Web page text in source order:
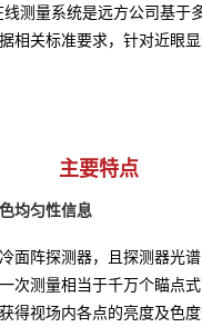
测量系统是远方公司基于
相关标准要求，针对近眼
主要特点
均匀性信息
面阵探测器，且探测器光
次测量相当于千万个瞄点
得视场内各点的亮度及色